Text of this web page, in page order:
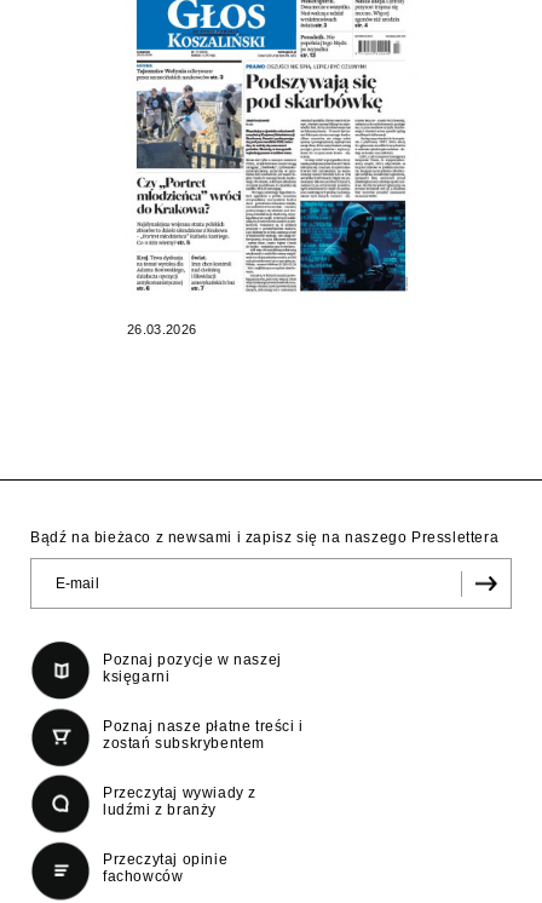
26.03.2026
Bądź na bieżaco z newsami i zapisz się na naszego Presslettera
Poznaj pozycje w naszej
księgarni
Poznaj nasze płatne treści i
zostań subskrybentem
Przeczytaj wywiady z
ludźmi z branży
Przeczytaj opinie
fachowców